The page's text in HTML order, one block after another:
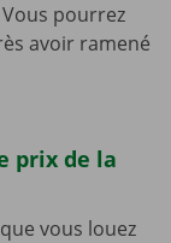
pourrez
avoir ramené
prix de la
vous louez